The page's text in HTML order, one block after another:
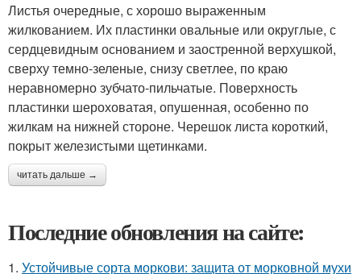
Листья очередные, с хорошо выраженным
жилкованием. Их пластинки овальные или округлые, с
сердцевидным основанием и заостренной верхушкой,
сверху темно-зеленые, снизу светлее, по краю
неравномерно зубчато-пильчатые. Поверхность
пластинки шероховатая, опушенная, особенно по
жилкам на нижней стороне. Черешок листа короткий,
покрыт железистыми щетинками.
читать дальше →
Последние обновления на сайте:
1. Устойчивые сорта моркови: защита от морковной мухи